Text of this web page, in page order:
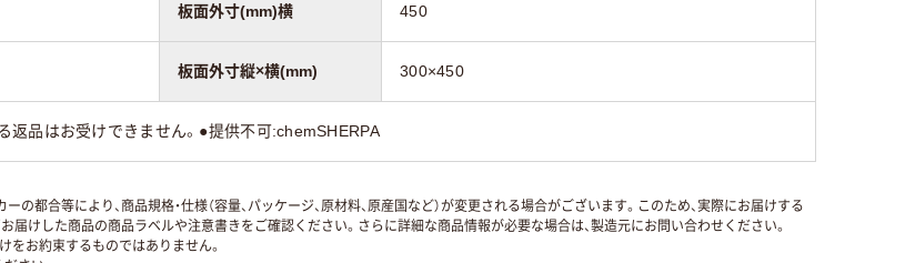
板面外寸(mm)横 450
板面外寸縦×横(mm) 300×450
返品はお受けできません。●提供不可:chemSHERPA
都合等により、商品規格・仕様（容量、パッケージ、原材料、原産国など）が変更される場合がございます。このため、実際にお届けする
けした商品の商品ラベルや注意書きをご確認ください。さらに詳細な商品情報が必要な場合は、製造元にお問い合わせください。
をお約束するものではありません。